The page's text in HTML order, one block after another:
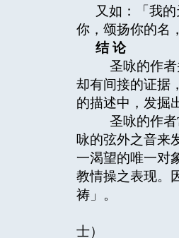
又如：「我
你，颂扬你的名
结 论
圣咏的作者
却有间接的证据
的描述中，发掘
圣咏的作者
咏的弦外之音来
一渴望的唯一对
教情操之表现。
祷」。
（本文
士）